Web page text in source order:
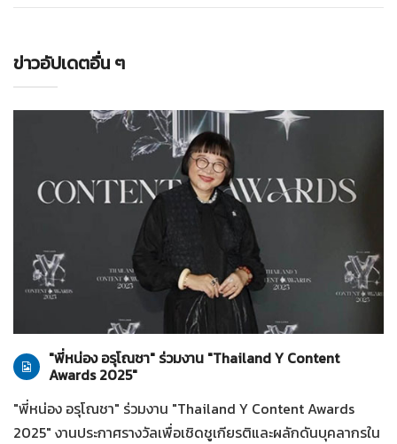
ข่าวอัปเดตอื่น ๆ
28-07-2569
"พี่หน่อง อรุโณชา" ร่วมงาน "Thailand Y Content
Awards 2025"
"พี่หน่อง อรุโณชา" ร่วมงาน "Thailand Y Content Awards
2025" งานประกาศรางวัลเพื่อเชิดชูเกียรติและผลักดันบุคลากรใน